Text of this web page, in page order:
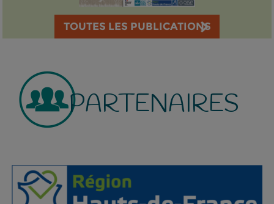
TOUTES LES PUBLICATIONS
PARTENAIRES